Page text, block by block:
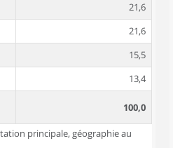
21,6
21,6
15,5
13,4
100,0
principale, géographie au